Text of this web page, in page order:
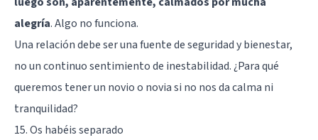
alegría. Algo no funciona.
Una relación debe ser una fuente de seguridad y bienestar,
no un continuo sentimiento de inestabilidad. ¿Para qué
queremos tener un novio o novia si no nos da calma ni
tranquilidad?
15. Os habéis separado